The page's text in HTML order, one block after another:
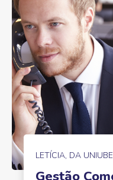
LETÍCIA, DA UNIUBE
Gestão